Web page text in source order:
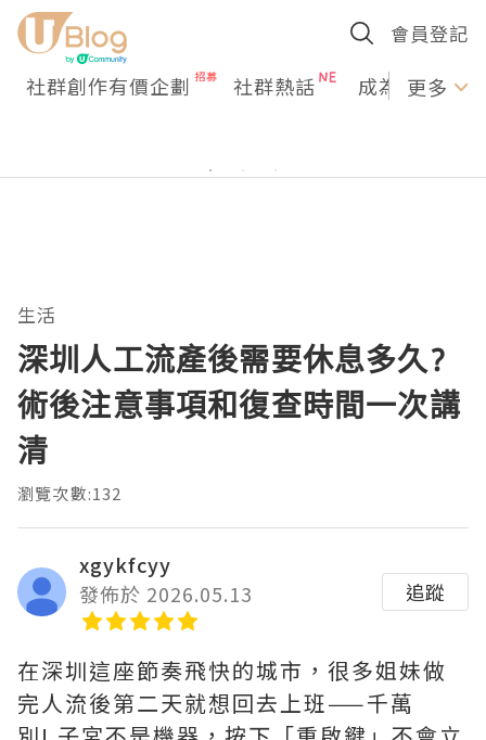
會員登記
社群創作有價企劃 社群熱話 成為U更多
生活
深圳人工流產後需要休息多久?
術後注意事項和復查時間一次講
清
瀏覽次數:132
xgykfcyy
發佈於 2026.05.13
追蹤
在深圳這座節奏飛快的城市，很多姐妹做
完人流後第二天就想回去上班——千萬